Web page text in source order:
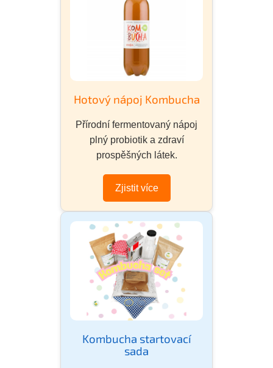
Hotový nápoj Kombucha
Přírodní fermentovaný nápoj
plný probiotik a zdraví
prospěšných látek.
Zjistit více
Kombucha startovací
sada